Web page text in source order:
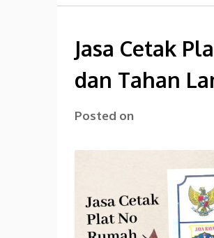
Jasa Cetak
dan Tahan
Posted on